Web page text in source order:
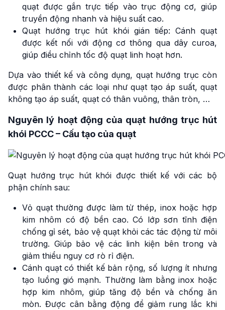
quạt được gắn trực tiếp vào trục động cơ, giúp
truyền động nhanh và hiệu suất cao.
Quạt hướng trục hút khói gián tiếp: Cánh quạt
được kết nối với động cơ thông qua dây curoa,
giúp điều chỉnh tốc độ quạt linh hoạt hơn.
Dựa vào thiết kế và công dụng, quạt hướng trục còn
được phân thành các loại như quạt tạo áp suất, quạt
không tạo áp suất, quạt có thân vuông, thân tròn, …
Nguyên lý hoạt động của quạt hướng trục hút
khói PCCC – Cấu tạo của quạt
Quạt hướng trục hút khói được thiết kế với các bộ
phận chính sau:
Vỏ quạt thường được làm từ thép, inox hoặc hợp
kim nhôm có độ bền cao. Có lớp sơn tĩnh điện
chống gỉ sét, bảo vệ quạt khỏi các tác động từ môi
trường. Giúp bảo vệ các linh kiện bên trong và
giảm thiểu nguy cơ rò rỉ điện.
Cánh quạt có thiết kế bản rộng, số lượng ít nhưng
tạo luồng gió mạnh. Thường làm bằng inox hoặc
hợp kim nhôm, giúp tăng độ bền và chống ăn
mòn. Được cân bằng động để giảm rung lắc khi